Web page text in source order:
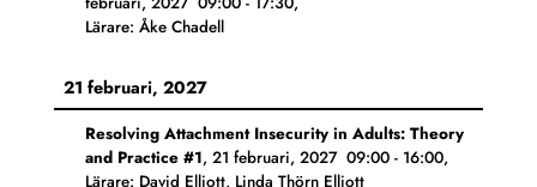
Lärare: Åke Chadell
21 februari, 2027
Resolving Attachment Insecurity in Adults: Theory
and Practice #1, 21 februari, 2027 09:00- 16:00,
Lärare: David Elliott, Linda Thörn Elliott